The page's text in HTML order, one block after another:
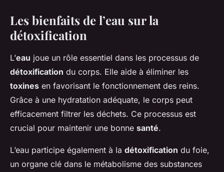
Les bienfaits de l’eau sur la
détoxification
L’eau joue un rôle essentiel dans les processus de
détoxification du corps. Elle aide à éliminer les
toxines en favorisant le fonctionnement des reins.
Grâce à une hydratation adéquate, le corps peut
efficacement filtrer les déchets. Ce processus est
crucial pour maintenir une bonne santé.
L’eau participe également à la détoxification du foie,
un organe clé dans le métabolisme des substances